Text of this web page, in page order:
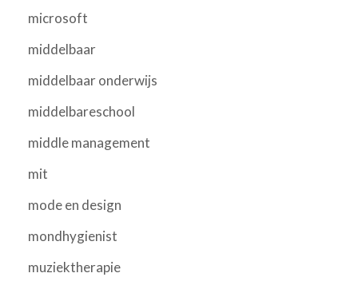
microsoft
middelbaar
middelbaar onderwijs
middelbareschool
middle management
mit
mode en design
mondhygienist
muziektherapie